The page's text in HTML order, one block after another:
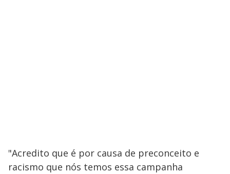
"Acredito que é por causa de preconceito e
racismo que nós temos essa campanha